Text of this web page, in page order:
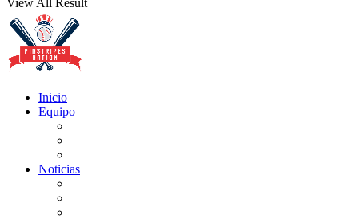
View All Result
Inicio
Equipo
Noticias